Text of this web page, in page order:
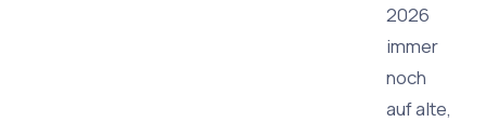
2026
immer
noch
auf alte,